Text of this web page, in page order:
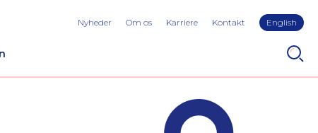
Nyheder Om os Karriere Kontakt English